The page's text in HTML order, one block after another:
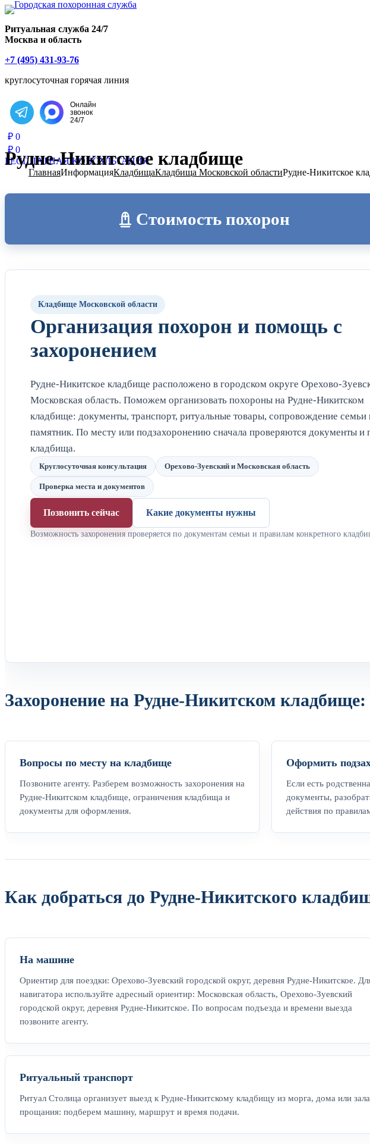
Ритуальная служба 24/7
Москва и область
+7 (495) 431-93-76
круглосуточная горячая линия
Написать в Telegram
Онлайн
звонок
24/7
₽ 0
₽ 0
БЕСПЛАТНАЯ КОНСУЛЬТАЦИЯ
ГлавнаяИнформацияКладбищаКладбища Московской областиРудне-Никитское
Рудне-Никитское кладбище
Стоимость похорон
Кладбище Московской области
Организация похорон и помощь с
захоронением
Рудне-Никитское кладбище расположено в городском округе Орехово-
Московская область. Поможем организовать похороны на Рудне-Никитском
кладбище: документы, транспорт, ритуальные товары, сопровождение семьи
памятник. По месту или подзахоронению сначала проверяются документы и
кладбища.
Круглосуточная консультация Орехово-Зуевский и Московская область
Проверка места и документов
Позвонить сейчас Какие документы нужны
Возможность захоронения проверяется по документам семьи и правилам конкретного
Захоронение на Рудне-Никитском
Вопросы по месту на кладбище
Позвоните агенту. Разберем возможность захоронения на
Рудне-Никитском кладбище, ограничения кладбища и
документы для оформления.
Оформить
Если есть
документы,
действия по
Как добраться до Рудне-Никитского
На машине
Ориентир для поездки: Орехово-Зуевский городской округ, деревня Рудне-Никитское.
навигатора используйте адресный ориентир: Московская область, Орехово-Зуевский
городской округ, деревня Рудне-Никитское. По вопросам подъезда и времени выезда
позвоните агенту.
Ритуальный транспорт
Ритуал Столица организует выезд к Рудне-Никитскому кладбищу из морга, дома или зала
прощания: подберем машину, маршрут и время подачи.